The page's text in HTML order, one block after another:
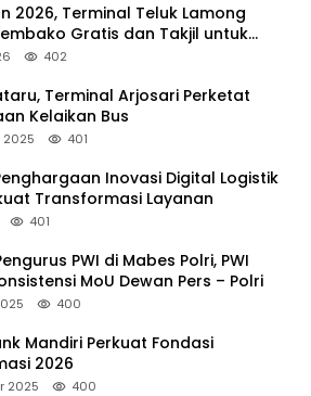
2026, Terminal Teluk Lamong
Gratis dan Takjil untuk
402
Terminal Arjosari Perketat
Kelaikan Bus
2025 401
Inovasi Digital Logistik
Transformasi Layanan
401
PWI di Mabes Polri, PWI
MoU Dewan Pers – Polri
400
Mandiri Perkuat Fondasi
2026
2025 400